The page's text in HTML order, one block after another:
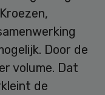
Door de
volume. Dat
de